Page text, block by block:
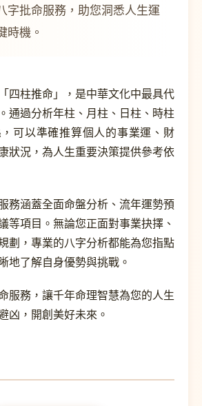
字批命服務，助您洞悉人生運
時機。
四柱推命」，是中華文化中最具代
通過分析年柱、月柱、日柱、時柱
可以準確推算個人的事業運、財
狀況，為人生重要決策提供參考依
務涵蓋全面命盤分析、流年運勢預
等項目。無論您正面對事業抉擇、
劃，專業的八字分析都能為您指點
地了解自身優勢與挑戰。
服務，讓千年命理智慧為您的人生
凶，開創美好未來。